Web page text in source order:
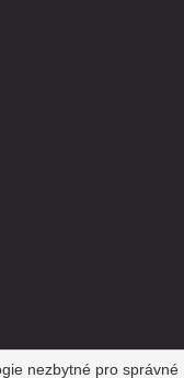
nezbytné pro správné